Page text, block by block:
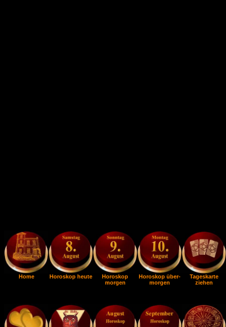
Home Horoskop heute
Horoskop
morgen
Horoskop über-
morgen
Tageskarte
ziehen